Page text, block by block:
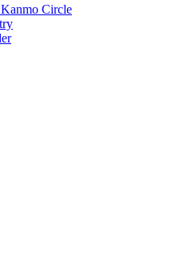
Circle